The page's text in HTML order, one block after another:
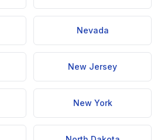
Nevada
New Jersey
New York